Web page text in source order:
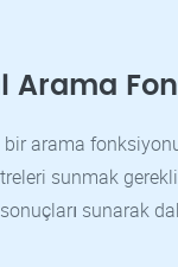
Arama
arama
sunmak
sunarak